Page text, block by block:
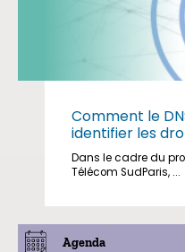
Comment le
identifier les
Dans le cadre du
Télécom SudParis, ...
Agenda